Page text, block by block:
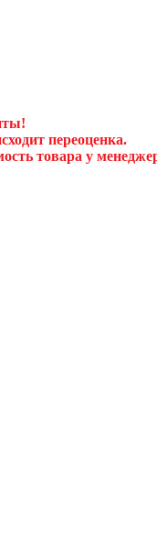
переоценка.
товара у